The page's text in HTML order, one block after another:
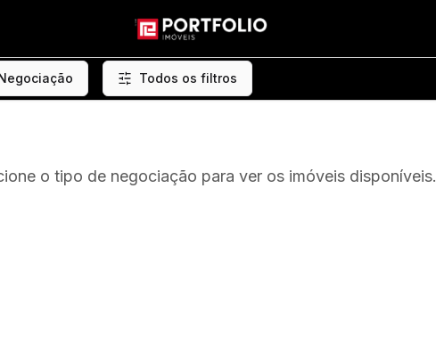
Todos os filtros
o tipo de negociação para ver os imóveis disponíveis.